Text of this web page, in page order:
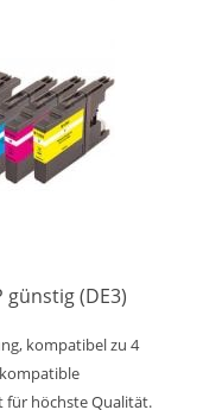
günstig (DE3)
kompatibel zu 4
für höchste Qualität.